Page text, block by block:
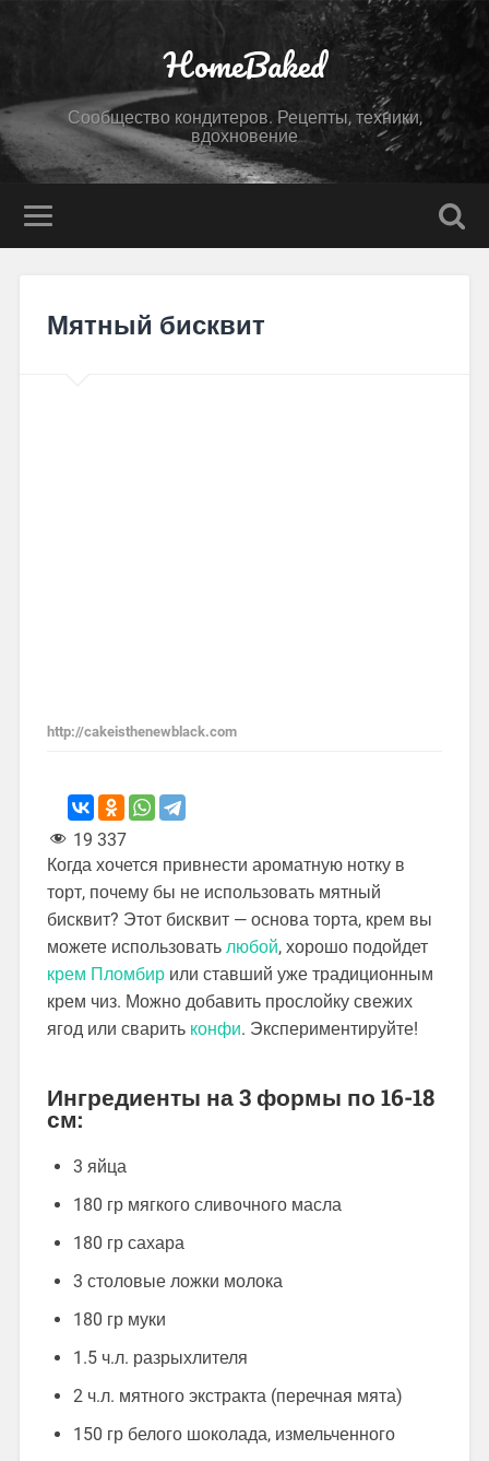
HomeBaked
Сообщество кондитеров. Рецепты, техники,
вдохновение
Мятный бисквит
http://cakeisthenewblack.com
19 337
Когда хочется привнести ароматную нотку в
торт, почему бы не использовать мятный
бисквит? Этот бисквит — основа торта, крем вы
можете использовать любой, хорошо подойдет
крем Пломбирили ставший уже традиционным
крем чиз. Можно добавить прослойку свежих
ягод или сварить конфи. Экспериментируйте!
Ингредиенты на 3 формы по 16-18
см:
3 яйца
180 гр мягкого сливочного масла
180 гр сахара
3 столовые ложки молока
180 гр муки
1.5 ч.л. разрыхлителя
2 ч.л. мятного экстракта (перечная мята)
150 гр белого шоколада, измельченного